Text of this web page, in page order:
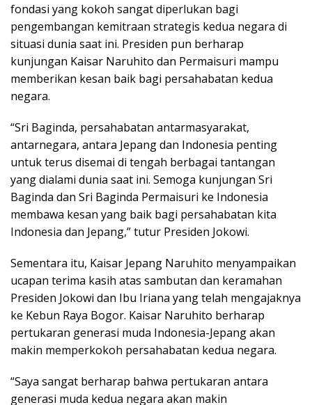
fondasi yang kokoh sangat diperlukan bagi
pengembangan kemitraan strategis kedua negara di
situasi dunia saat ini. Presiden pun berharap
kunjungan Kaisar Naruhito dan Permaisuri mampu
memberikan kesan baik bagi persahabatan kedua
negara.
“Sri Baginda, persahabatan antarmasyarakat,
antarnegara, antara Jepang dan Indonesia penting
untuk terus disemai di tengah berbagai tantangan
yang dialami dunia saat ini. Semoga kunjungan Sri
Baginda dan Sri Baginda Permaisuri ke Indonesia
membawa kesan yang baik bagi persahabatan kita
Indonesia dan Jepang,” tutur Presiden Jokowi.
Sementara itu, Kaisar Jepang Naruhito menyampaikan
ucapan terima kasih atas sambutan dan keramahan
Presiden Jokowi dan Ibu Iriana yang telah mengajaknya
ke Kebun Raya Bogor. Kaisar Naruhito berharap
pertukaran generasi muda Indonesia-Jepang akan
makin memperkokoh persahabatan kedua negara.
“Saya sangat berharap bahwa pertukaran antara
generasi muda kedua negara akan makin